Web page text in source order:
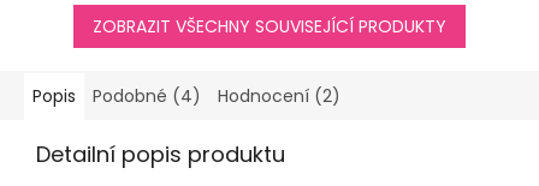
ZOBRAZIT VŠECHNY SOUVISEJÍCÍ PRODUKTY
Popis Podobné (4) Hodnocení (2)
Detailní popis produktu